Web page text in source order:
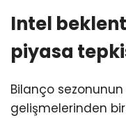
Intel
piyasa
Bilanço
gelişmelerinden